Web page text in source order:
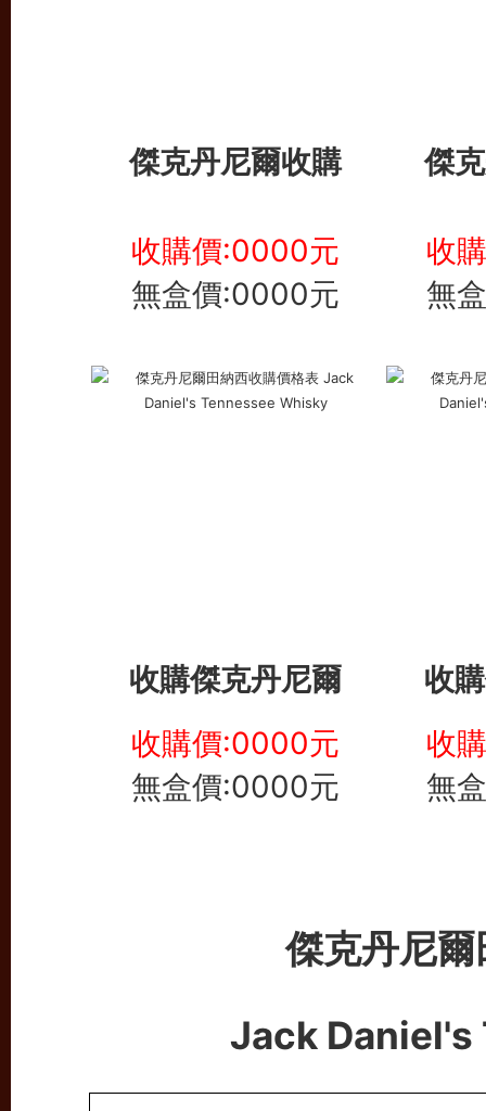
傑克丹尼爾收購 傑
收購價:0000元
無盒價:0000元
收
無
收購傑克丹尼爾 收購
收購價:0000元
無盒價:0000元
收
無
傑克丹尼
Jack Daniel's